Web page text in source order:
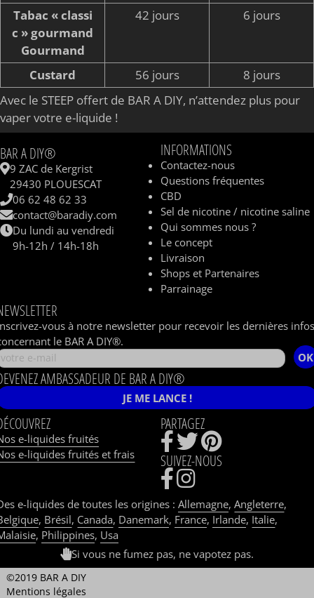
Tabac « classi
c » gourmand
Gourmand
42 jours 6 jours
Custard 56 jours
8 jours
Avec le STEEP offert de BAR A DIY, n’attendez plus pour
vaper votre e-liquide !
BAR A DIY®
9 ZAC de Kergrist
29430 PLOUESCAT
06 62 48 62 33
contact@baradiy.com
Du lundi au vendredi
9h-12h / 14h-18h
INFORMATIONS
Contactez-nous
Questions fréquentes
CBD
Sel de nicotine / nicotine saline
Qui sommes nous ?
Le concept
Livraison
Shops et Partenaires
Parrainage
vous à notre newsletter pour recevoir les dernières
le BAR A DIY®.
OK
AMBASSADEUR DE BAR A DIY®
JE ME LANCE !
e-liquides fruités
e-liquides fruités et frais
PARTAGEZ
SUIVEZ-NOUS
e-liquides de toutes les origines :Allemagne,Angleterre,
, Brésil, Canada, Danemark, France, Irlande, Italie,
, Philippines, Usa
Si vous ne fumez pas, ne vapotez pas.
©2019 BAR A DIY
Mentions légales